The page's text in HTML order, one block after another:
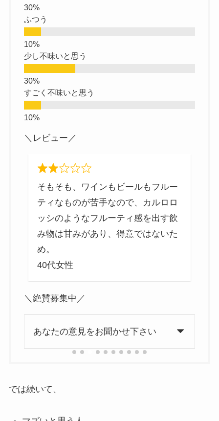
ふつう
少し不味いと思う
すごく不味いと思う
＼レビュー／
そもそも、ワインもビールもフルー
ティなものが苦手なので、カルロロ
ッシのようなフルーティ感を出す飲
み物は甘みがあり、得意ではないた
め。
40代女性
＼絶賛募集中／
あなたの意見をお聞かせ下さい
では続いて、